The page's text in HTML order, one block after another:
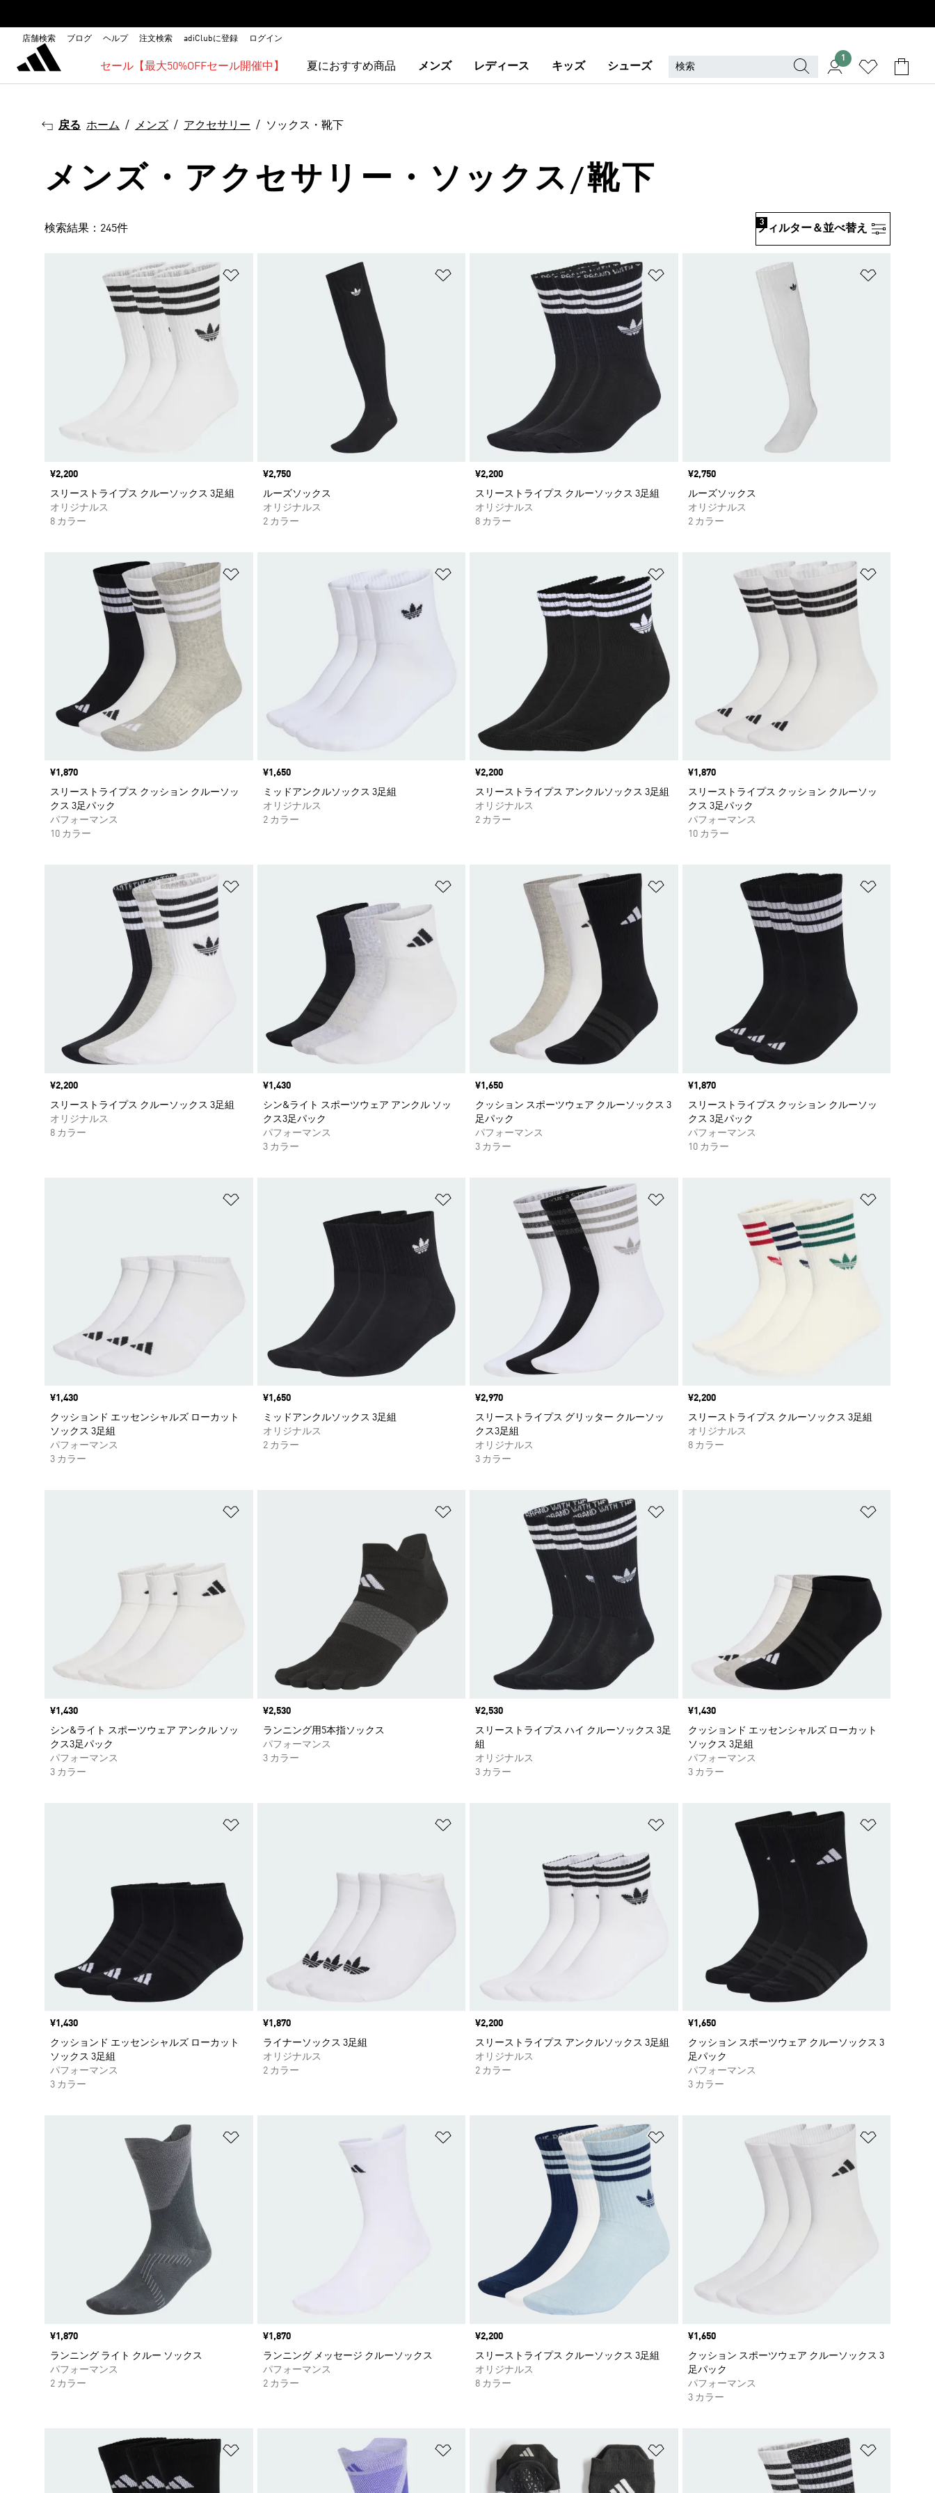
店舗検索 ブログ ヘルプ 注文検索 adiClubに登録 ログイン
セール【最大50%OFFセール開催中】 夏におすすめ商品 メンズ レディース キッズ シューズ
1
戻る ホーム メンズ アクセサリー ソックス・靴下
メンズ・アクセサリー・ソックス/靴下
検索結果：245件 フィルター＆並べ替え
3
ほしいものリストに追加
価格
¥2,200
スリーストライプス クルーソックス 3足組
オリジナルス
8 カラー
ほしいものリストに追加
価格
¥2,750
ルーズソックス
オリジナルス
2 カラー
ほしいものリストに追加
価格
¥2,200
スリーストライプス クルーソックス 3足組
オリジナルス
8 カラー
価格
¥2,750
ルーズソックス
オリジナルス
2 カラー
ほしいものリストに追加
価格
¥1,870
スリーストライプス クッション クルーソッ
クス 3足パック
パフォーマンス
10 カラー
価格
¥1,650
ミッドアンクルソックス 3足組
オリジナルス
2 カラー
ほしいものリストに追加
価格
¥2,200
スリーストライプス アンクルソックス 3足組
オリジナルス
2 カラー
価格
¥1,870
スリーストライプス クッション クルーソッ
クス 3足パック
パフォーマンス
10 カラー
価格
¥2,200
スリーストライプス クルーソックス 3足組
オリジナルス
8 カラー
ほしいものリストに追加
価格
¥1,430
シン&ライト スポーツウェア アンクル ソッ
クス3足パック
パフォーマンス
3 カラー
ほしいものリストに追加
価格
¥1,650
クッション スポーツウェア クルーソックス 3
足パック
パフォーマンス
3 カラー
価格
¥1,870
スリーストライプス クッション クルーソッ
クス 3足パック
パフォーマンス
10 カラー
価格
¥1,430
クッションド エッセンシャルズ ローカット
ソックス 3足組
パフォーマンス
3 カラー
ほしいものリストに追加
価格
¥1,650
ミッドアンクルソックス 3足組
オリジナルス
2 カラー
価格
¥2,970
スリーストライプス グリッター クルーソッ
クス3足組
オリジナルス
3 カラー
価格
¥2,200
スリーストライプス クルーソックス 3足組
オリジナルス
8 カラー
価格
¥1,430
シン&ライト スポーツウェア アンクル ソッ
クス3足パック
パフォーマンス
3 カラー
ほしいものリストに追加
価格
¥2,530
ランニング用5本指ソックス
パフォーマンス
3 カラー
価格
¥2,530
スリーストライプス ハイ クルーソックス 3足
組
オリジナルス
3 カラー
価格
¥1,430
クッションド エッセンシャルズ ローカット
ソックス 3足組
パフォーマンス
3 カラー
価格
¥1,430
クッションド エッセンシャルズ ローカット
ソックス 3足組
パフォーマンス
3 カラー
価格
¥1,870
ライナーソックス 3足組
オリジナルス
2 カラー
ほしいものリストに追加
価格
¥2,200
スリーストライプス アンクルソックス 3足組
オリジナルス
2 カラー
価格
¥1,650
クッション スポーツウェア クルーソックス 3
足パック
パフォーマンス
3 カラー
価格
¥1,870
ランニング ライト クルー ソックス
パフォーマンス
2 カラー
ほしいものリストに追加
価格
¥1,870
ランニング メッセージ クルーソックス
パフォーマンス
2 カラー
ほしいものリストに追加
価格
¥2,200
スリーストライプス クルーソックス 3足組
オリジナルス
8 カラー
価格
¥1,650
クッション スポーツウェア クルーソックス 3
足パック
パフォーマンス
3 カラー
ほしいものリストに追加 ほしいものリストに追加 ほしいものリストに追加